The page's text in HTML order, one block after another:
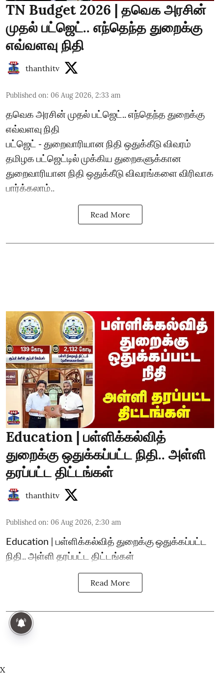
TN Budget 2026 | தவெக அரசின்
முதல் பட்ஜெட்.. எந்தெந்த துறைக்கு
எவ்வளவு நிதி
thanthitv
Published on: 06 Aug 2026, 2:33 am
தவெக அரசின் முதல் பட்ஜெட்.. எந்தெந்த துறைக்கு
எவ்வளவு நிதி
பட்ஜெட் - துறைவாரியான நிதி ஒதுக்கீடு விவரம்
தமிழக பட்ஜெட்டில் முக்கிய துறைகளுக்கான
துறைவாரியான நிதி ஒதுக்கீடு விவரங்களை விரிவாக
பார்க்கலாம்..
Read More
Education | பள்ளிக்கல்வித்
துறைக்கு ஒதுக்கப்பட்ட நிதி.. அள்ளி
தரப்பட்ட திட்டங்கள்
thanthitv
Published on: 06 Aug 2026, 2:30 am
Education | பள்ளிக்கல்வித் துறைக்கு ஒதுக்கப்பட்ட
நிதி.. அள்ளி தரப்பட்ட திட்டங்கள்
Read More
X